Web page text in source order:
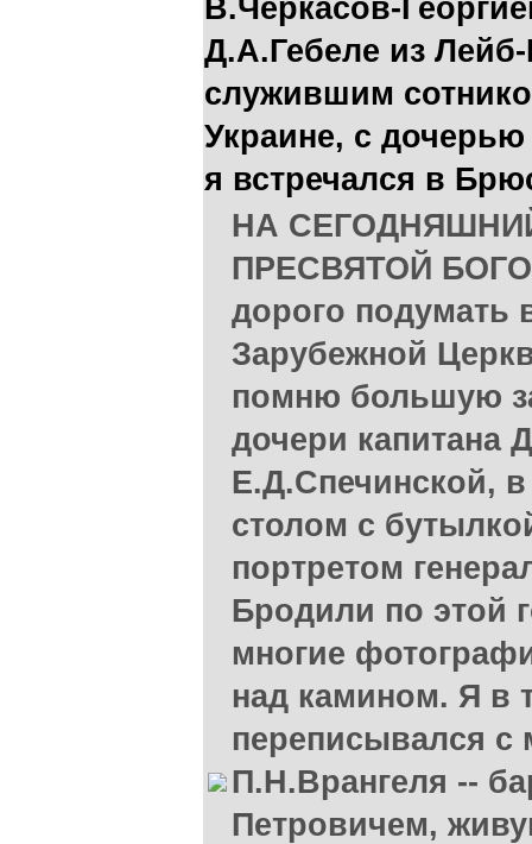
В.Черкасов-
Д.А.Гебеле из Лейб-
служившим
Украине, с
я встречался в
НА
ПРЕСВЯТОЙ
дорого подумать
Зарубежной
помню большую
дочери капитана
Е.Д.Спечинской,
столом с
портретом
Бродили по этой
многие
над камином. Я в
переписывался
П.Н.Врангеля --
Петровичем,